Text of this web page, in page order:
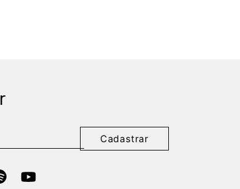
Cadastrar